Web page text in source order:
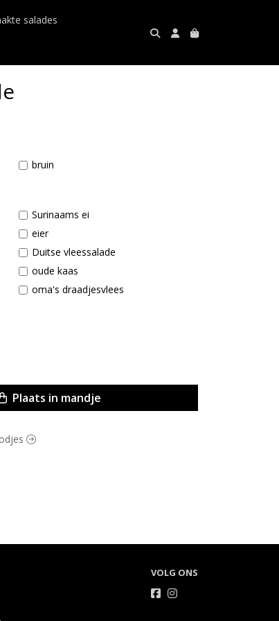
salades
bruin
Surinaams ei
eier
Duitse vleessalade
oude kaas
oma's draadjesvlees
Plaats in mandje
VOLG ONS